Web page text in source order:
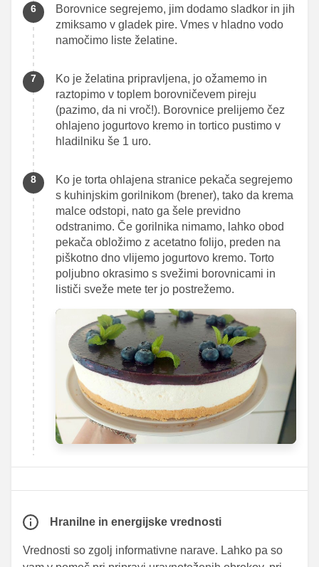
Borovnice segrejemo, jim dodamo sladkor in jih
zmiksamo v gladek pire. Vmes v hladno vodo
namočimo liste želatine.
Ko je želatina pripravljena, jo ožamemo in
raztopimo v toplem borovničevem pireju
(pazimo, da ni vroč!). Borovnice prelijemo čez
ohlajeno jogurtovo kremo in tortico pustimo v
hladilniku še 1 uro.
Ko je torta ohlajena stranice pekača segrejemo
s kuhinjskim gorilnikom (brener), tako da krema
malce odstopi, nato ga šele previdno
odstranimo. Če gorilnika nimamo, lahko obod
pekača obložimo z acetatno folijo, preden na
piškotno dno vlijemo jogurtovo kremo. Torto
poljubno okrasimo s svežimi borovnicami in
lističi sveže mete ter jo postrežemo.
Hranilne in energijske vrednosti
Vrednosti so zgolj informativne narave. Lahko pa so